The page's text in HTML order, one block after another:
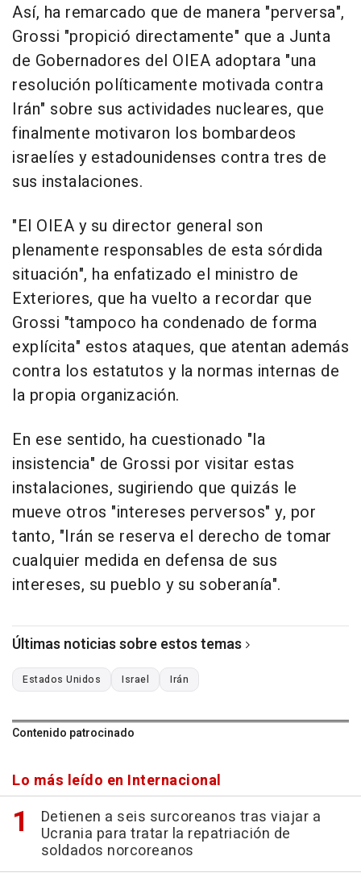
Así, ha remarcado que de manera "perversa",
Grossi "propició directamente" que a Junta
de Gobernadores del OIEA adoptara "una
resolución políticamente motivada contra
Irán" sobre sus actividades nucleares, que
finalmente motivaron los bombardeos
israelíes y estadounidenses contra tres de
sus instalaciones.
"El OIEA y su director general son
plenamente responsables de esta sórdida
situación", ha enfatizado el ministro de
Exteriores, que ha vuelto a recordar que
Grossi "tampoco ha condenado de forma
explícita" estos ataques, que atentan además
contra los estatutos y la normas internas de
la propia organización.
En ese sentido, ha cuestionado "la
insistencia" de Grossi por visitar estas
instalaciones, sugiriendo que quizás le
mueve otros "intereses perversos" y, por
tanto, "Irán se reserva el derecho de tomar
cualquier medida en defensa de sus
intereses, su pueblo y su soberanía".
Últimas noticias sobre estos temas
Estados Unidos Israel Irán
Contenido patrocinado
Lo más leído en Internacional
Detienen a seis surcoreanos tras viajar a
Ucrania para tratar la repatriación de
soldados norcoreanos